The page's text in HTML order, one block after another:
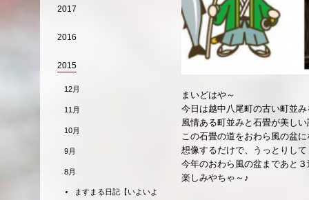
まいどはや～
今日は越中八尾町の古い町並
風情ある町並みと石畳が美し
この石畳の道をおわら風の盆
想像するだけで、うっとりし
今年のおわら風の盆まであと３
楽しみやちゃ～♪
2017
2016
2015
12月
11月
10月
9月
8月
ますまる日記【いよいよ